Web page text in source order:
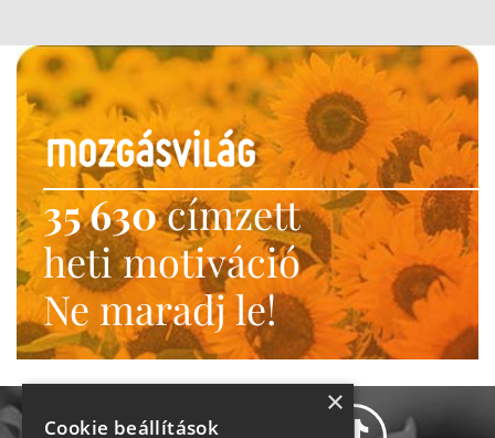
35 630címzett
heti motiváció
Ne maradj le!
×
Cookie beállítások